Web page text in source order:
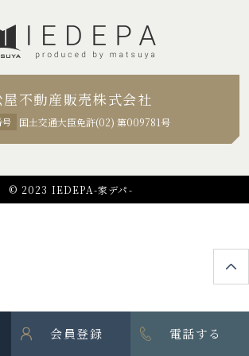
屋不動産販売株式会社
号 国土交通大臣免許(02) 第009781号
© 2023 IEDEPA-家デパ-
会員登録 電話する